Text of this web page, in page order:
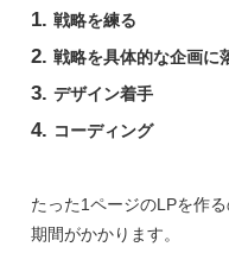
戦略を練る
戦略を具体的な企画に
デザイン着手
コーディング
たった1ページのLPを作
期間がかかります。